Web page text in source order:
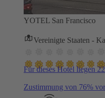
YOTEL San Francisco
Vereinigte Staaten -
Für dieses Hotel liegen
Zustimmung von 76% vor